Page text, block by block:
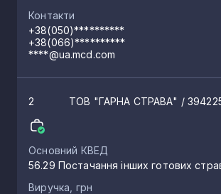
Контакти
+38(050)**********
+38(066)**********
****@ua.mcd.com
2 ТОВ "ГАРНА СТРАВА" /
Основний КВЕД
56.29 Постачання інших готових
Виручка, грн